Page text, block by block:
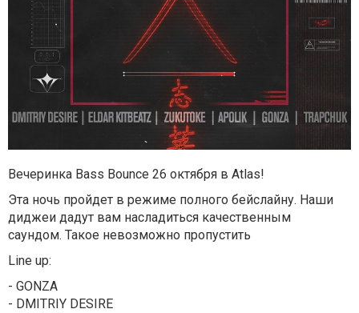
Вечеринка Bass Bounce 26 октября в Atlas!
Эта ночь пройдет в режиме полного бейслайну. Наши
диджеи дадут вам насладиться качественным
саундом. Такое невозможно пропустить
Line up:
- GONZA
- DMITRIY DESIRE